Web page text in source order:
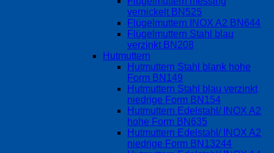
vernickelt BN525
Flügelmuttern INOX A2 BN644
Flügelmuttern Stahl blau
verzinkt BN208
Hutmuttern
Hutmuttern Stahl blank hohe
Form BN149
Hutmuttern Stahl blau verzinkt
niedrige Form BN154
Hutmuttern Edelstahl/ INOX A2
hohe Form BN635
Hutmuttern Edelstahl/ INOX A2
niedrige Form BN13244